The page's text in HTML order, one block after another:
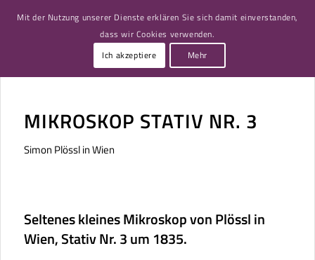
MIKROSKOP STATIV NR. 3
Simon Plössl in Wien
Seltenes kleines Mikroskop von Plössl in
Wien, Stativ Nr. 3 um 1835.
Mit der Nutzung unserer Dienste erklären Sie sich damit einverstanden,
dass wir Cookies verwenden.
Ich akzeptiere
Mehr